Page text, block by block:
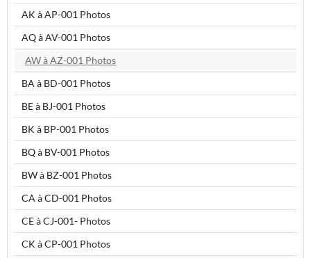
AK à AP-001 Photos
AQ à AV-001 Photos
AW à AZ-001 Photos
BA à BD-001 Photos
BE à BJ-001 Photos
BK à BP-001 Photos
BQ à BV-001 Photos
BW à BZ-001 Photos
CA à CD-001 Photos
CE à CJ-001- Photos
CK à CP-001 Photos